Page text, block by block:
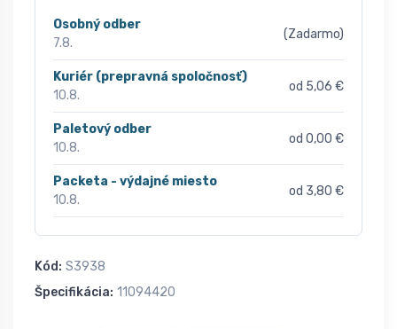
Osobný odber
7.8.
(Zadarmo)
Kuriér (prepravná spoločnosť)
10.8.
od 5,06 €
Paletový odber
10.8.
od 0,00 €
Packeta - výdajné miesto
10.8.
od 3,80 €
Kód: S3938
Špecifikácia: 11094420